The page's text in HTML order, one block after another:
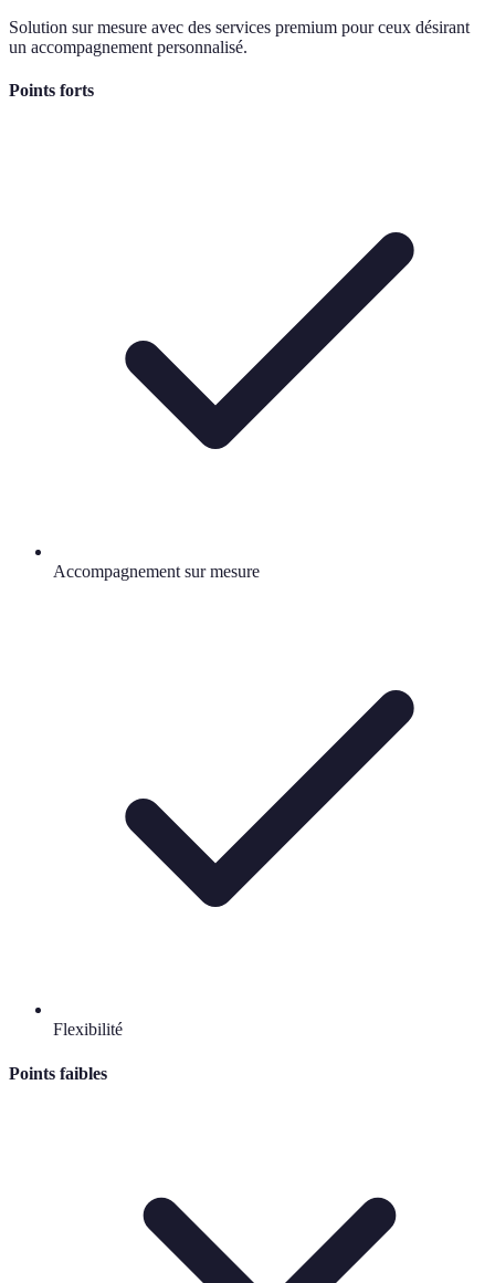
Solution sur mesure avec des services premium pour ceux désirant
un accompagnement personnalisé.
Points forts
Accompagnement sur mesure
Flexibilité
Points faibles